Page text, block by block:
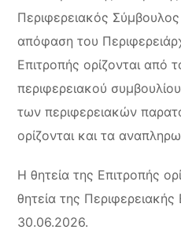
Περιφερειακός
απόφαση του
Επιτροπής ορίζονται από
περιφερειακού
των περιφερειακών
ορίζονται και τα
H θητεία της Επιτροπής
θητεία της
30.06.2026.